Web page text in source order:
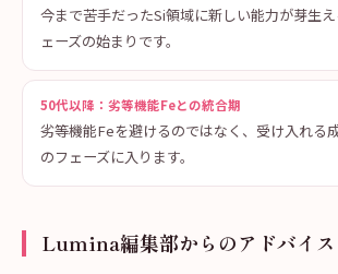
今まで苦手だったSi領域に新しい能力が芽生
ェーズの始まりです。
50代以降：劣等機能Feとの統合期
劣等機能Feを避けるのではなく、受け入れる
のフェーズに入ります。
Lumina編集部からのアドバイス